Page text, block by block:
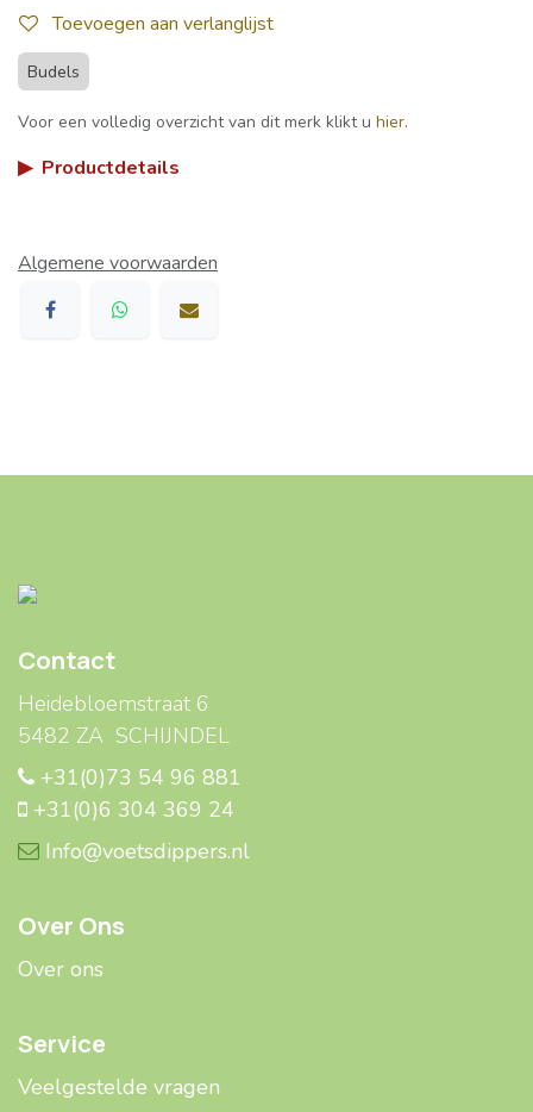
Toevoegen aan verlanglijst
Budels
Voor een volledig overzicht van dit merk klikt u hier.
▶ Productdetails
Algemene voorwaarden
Contact
Heidebloemstraat 6
5482 ZA SCHIJNDEL
+31(0)73 54 96 881
+31(0)6 304 369 24
Info@voetsdippers.nl
Over Ons
Over ons
Service
Veelgestelde ​​vragen